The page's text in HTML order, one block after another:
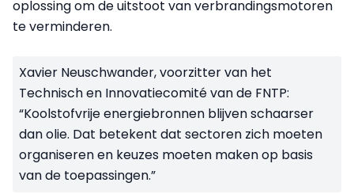
oplossing om de uitstoot van verbrandingsmotoren
te verminderen.
Xavier Neuschwander, voorzitter van het
Technisch en Innovatiecomité van de FNTP:
“Koolstofvrije energiebronnen blijven schaarser
dan olie. Dat betekent dat sectoren zich moeten
organiseren en keuzes moeten maken op basis
van de toepassingen.”